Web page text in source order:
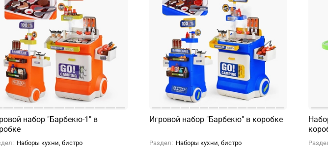
набор "Барбекю-1" в
Наборы кухни, бистро
Игровой набор "Барбекю" в коробке
Раздел: Наборы кухни, бистро